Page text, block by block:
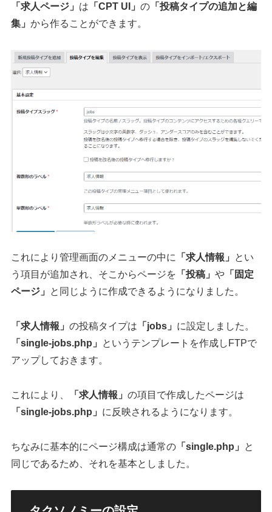
「求人ページ」 は 「CPT UI」の 「投稿タイプの追加と編
集」から作ることができます。
これにより管理画面のメニューの中に 「求人情報」
とい
う項目が追加され、そこからページを 「投稿」や 「固定
ページ」
と同じように作成できるようになりました。
「求人情報」の投稿タイプは 「jobs」 に設定しました。
「single-jobs.php」
というテンプレートを作成しFTPで
アップしておきます。
これにより、 「求人情報」の項目で作成したページは
「single-jobs.php」 に反映されるようになります。
ちなみに基本的にページ構成は通常の 「single.php」
と
同じであるため、それを基本としました。